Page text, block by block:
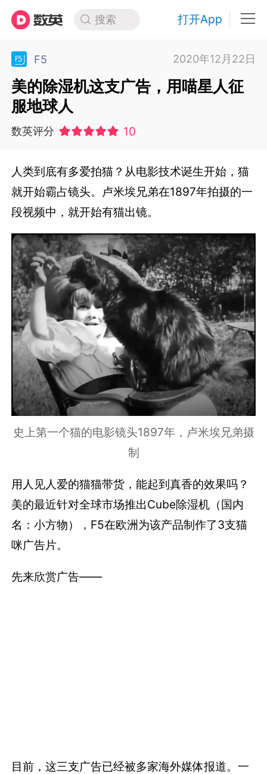
搜索 打开App
F5 2020年12月22日
美的除湿机这支广告，用喵星人征
服地球人
数英评分 10
人类到底有多爱拍猫？从电影技术诞生开始，猫
就开始霸占镜头。卢米埃兄弟在1897年拍摄的一
段视频中，就开始有猫出镜。
史上第一个猫的电影镜头1897年，卢米埃兄弟摄
制
用人见人爱的猫猫带货，能起到真香的效果吗？
美的最近针对全球市场推出Cube除湿机（国内
名：小方物），F5在欧洲为该产品制作了3支猫
咪广告片。
先来欣赏广告——
目前，这三支广告已经被多家海外媒体报道。一